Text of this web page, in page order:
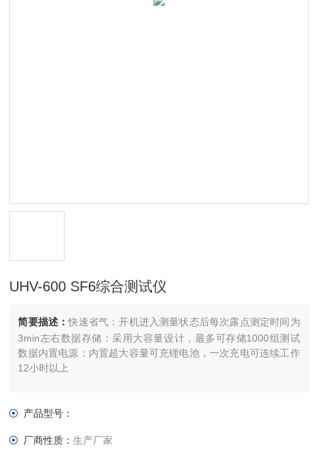
UHV-600 SF6综合测试仪
简要描述：快速省气：开机进入测量状态后每次露点测定时间为
3min左右数据存储：采用大容量设计，最多可存储1000组测试
数据内置电源：内置超大容量可充锂电池，一次充电可连续工作
12小时以上
产品型号：
厂商性质：生产厂家